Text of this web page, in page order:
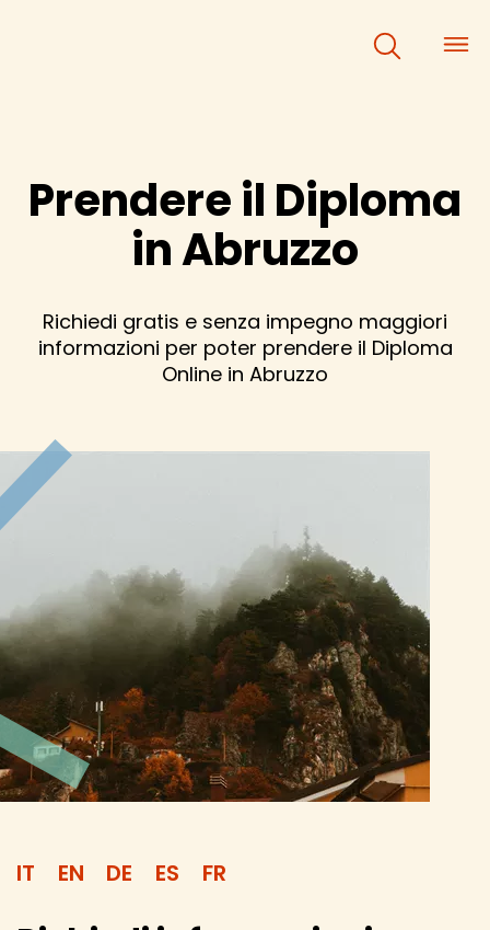
×
×
Prendere il Diploma
in Abruzzo
Richiedi gratis e senza impegno maggiori
informazioni per poter prendere il Diploma
Online in Abruzzo
IT EN DE ES FR